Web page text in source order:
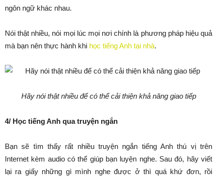
ngôn ngữ khác nhau.
Nói thật nhiều, nói mọi lúc mọi nơi chính là phương pháp hiệu quả
mà bạn nên thực hành khi học tiếng Anh tại nhà.
Hãy nói thật nhiều để có thể cải thiện khả năng giao tiếp
4/ Học tiếng Anh qua truyện ngắn
Bạn sẽ tìm thấy rất nhiều truyện ngắn tiếng Anh thú vị trên
Internet kèm audio có thể giúp bạn luyện nghe. Sau đó, hãy viết
lại ra giấy những gì mình nghe được ở thì quá khứ đơn, rồi